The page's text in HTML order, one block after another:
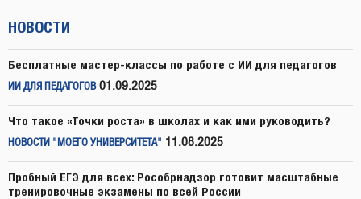
НОВОСТИ
Бесплатные мастер-классы по работе с ИИ для педагогов
ИИ ДЛЯ ПЕДАГОГОВ 01.09.2025
Что такое «Точки роста» в школах и как ими руководить?
НОВОСТИ "МОЕГО УНИВЕРСИТЕТА" 11.08.2025
Пробный ЕГЭ для всех: Рособрнадзор готовит масштабные
тренировочные экзамены по всей России